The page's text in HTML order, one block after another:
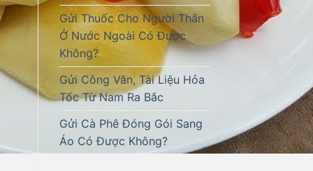
Gửi Thuốc Cho Người Thân
Ở Nước Ngoài Có Được
Không?
Gửi Công Văn, Tài Liệu Hỏa
Tốc Từ Nam Ra Bắc
Gửi Cà Phê Đóng Gói Sang
Áo Có Được Không?